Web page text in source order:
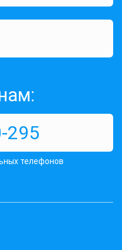
MiFi 5510L
КУПИТЬ
295
телефонов